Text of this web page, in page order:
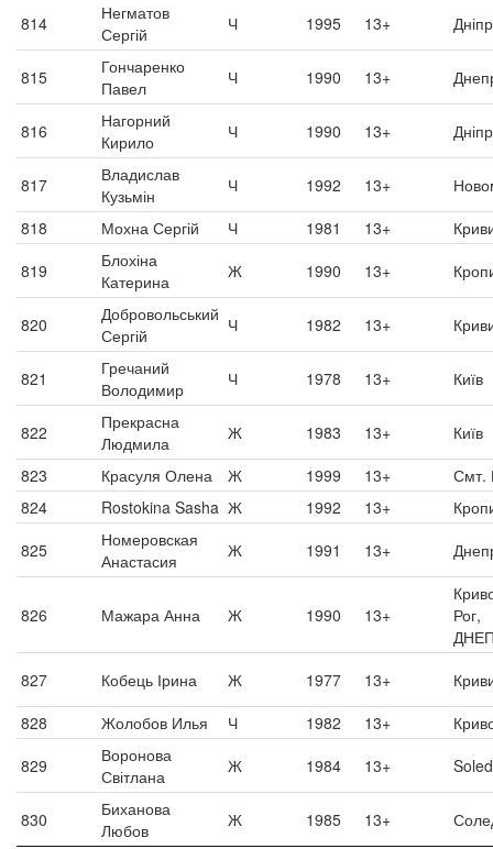
814
Негматов
Сергій
Ч 1995 13+
815
Гончаренко
Павел
Ч 1990 13+
816
Нагорний
Кирило
Ч 1990 13+
817
Владислав
Кузьмін
Ч 1992 13+
818
Мохна Сергій Ч 1981 13+
819
Блохіна
Катерина
Ж 1990 13+
820
Добровольський
Сергій
Ч 1982 13+
821
Гречаний
Володимир
Ч 1978 13+ Київ
822
Прекрасна
Людмила
Ж 1983 13+
Київ
823
Красуля Олена Ж 1999 13+
Смт.
824
Rostokina Sasha Ж 1992 13+
825
Номеровская
Анастасия
Ж 1991 13+
826 Мажара Анна Ж 1990 13+
Рог,
827
Кобець Ірина Ж 1977 13+
828
Жолобов Илья Ч 1982 13+
829
Воронова
Світлана
Ж 1984 13+
830
Биханова
Любов
Ж 1985 13+